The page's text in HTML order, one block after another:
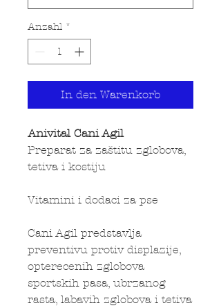
Anzahl *
In den Warenkorb
Anivital Cani Agil
Preparat za zaštitu zglobova,
tetiva i kostiju
Vitamini i dodaci za pse
Cani Agil predstavlja
preventivu protiv displazije,
opterecenih zglobova
sportskih pasa, ubrzanog
rasta, labavih zglobova i tetiva